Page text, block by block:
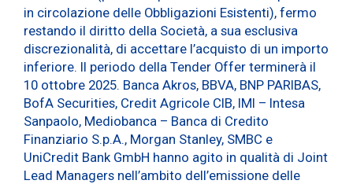
in circolazione delle Obbligazioni Esistenti), fermo
restando il diritto della Società, a sua esclusiva
discrezionalità, di accettare l’acquisto di un importo
inferiore. Il periodo della Tender Offer terminerà il
10 ottobre 2025. Banca Akros, BBVA, BNP PARIBAS,
BofA Securities, Credit Agricole CIB, IMI – Intesa
Sanpaolo, Mediobanca – Banca di Credito
Finanziario S.p.A., Morgan Stanley, SMBC e
UniCredit Bank GmbH hanno agito in qualità di Joint
Lead Managers nell’ambito dell’emissione delle